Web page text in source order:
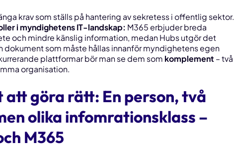
krav som ställs på hantering av sekretess i offentlig sektor.
i myndighetens IT-landskap: M365 erbjuder breda
och mindre känslig information, medan Hubs utgör det
dokument som måste hållas innanför myndighetens egen
plattformar bör man se dem som komplement – två
organisation.
göra rätt: En person, två
olika infomrationsklass –
M365